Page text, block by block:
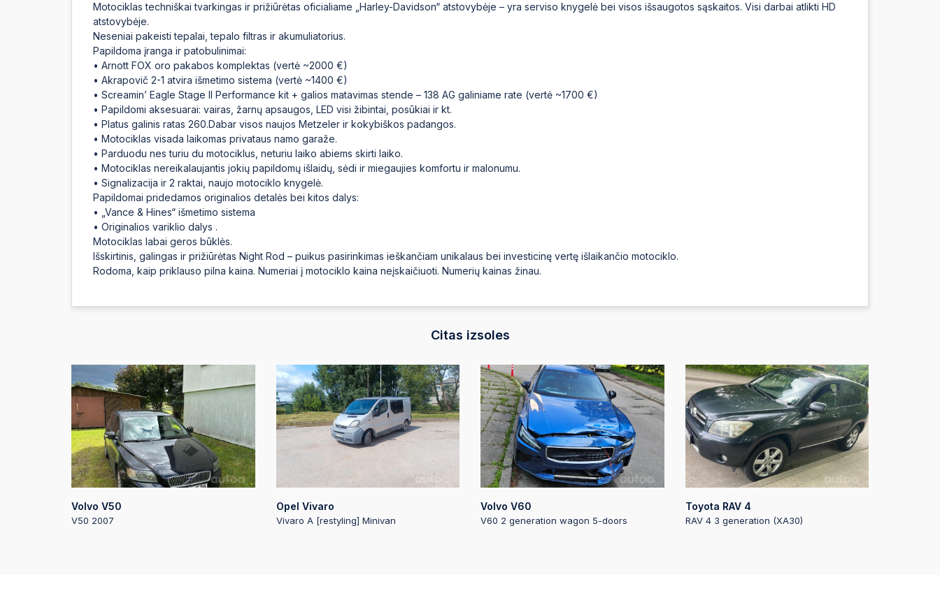
Motociklas techniškai tvarkingas ir prižiūrėtas oficialiame „Harley-Davidson“ atstovybėje – yra serviso knygelė bei visos išsaugotos sąskaitos. Visi darbai atlikti HD
atstovybėje.
Neseniai pakeisti tepalai, tepalo filtras ir akumuliatorius.
Papildoma įranga ir patobulinimai:
• Arnott FOX oro pakabos komplektas (vertė ~2000 €)
• Akrapovič 2-1 atvira išmetimo sistema (vertė ~1400 €)
• Screamin’ Eagle Stage II Performance kit + galios matavimas stende – 138 AG galiniame rate (vertė ~1700 €)
• Papildomi aksesuarai: vairas, žarnų apsaugos, LED visi žibintai, posūkiai ir kt.
• Platus galinis ratas 260.Dabar visos naujos Metzeler ir kokybiškos padangos.
• Motociklas visada laikomas privataus namo garaže.
• Parduodu nes turiu du motociklus, neturiu laiko abiems skirti laiko.
• Motociklas nereikalaujantis jokių papildomų išlaidų, sėdi ir miegaujies komfortu ir malonumu.
• Signalizacija ir 2 raktai, naujo motociklo knygelė.
Papildomai pridedamos originalios detalės bei kitos dalys:
• „Vance & Hines“ išmetimo sistema
• Originalios variklio dalys .
Motociklas labai geros būklės.
Išskirtinis, galingas ir prižiūrėtas Night Rod – puikus pasirinkimas ieškančiam unikalaus bei investicinę vertę išlaikančio motociklo.
Rodoma, kaip priklauso pilna kaina. Numeriai į motociklo kaina neįskaičiuoti. Numerių kainas žinau.
Citas izsoles
Volvo V50
V50 2007
Opel Vivaro
Vivaro A [restyling] Minivan
Volvo V60
V60 2 generation wagon 5-doors
Toyota RAV 4
RAV 4 3 generation (XA30)